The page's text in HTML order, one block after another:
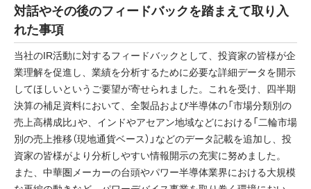
対話やその後のフィードバックを踏まえて取り入
れた事項
当社のIR活動に対するフィードバックとして、投資家の皆様が企
業理解を促進し、業績を分析するために必要な詳細データを開示
してほしいというご要望が寄せられました。これを受け、四半期
決算の補足資料において、全製品および半導体の「市場分類別の
売上高構成比」や、インドやアセアン地域などにおける「二輪市場
別の売上推移（現地通貨ベース）」などのデータ記載を追加し、投
資家の皆様がより分析しやすい情報開示の充実に努めました。
また、中華圏メーカーの台頭やパワー半導体業界における大規模